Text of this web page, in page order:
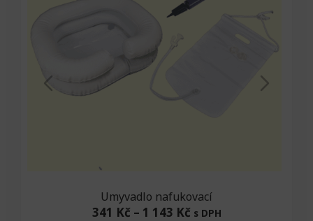
Umyvadlo nafukovací
341 Kč– 1 143 Kč s DPH